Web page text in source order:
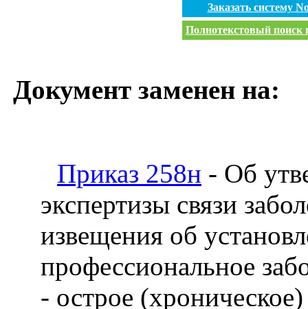
Заказать систему
Полнотекстовый поиск
Документ заменен на:
Приказ 258н - Об
экспертизы связи
извещения об
профессиональное
- острое